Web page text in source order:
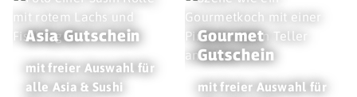
Asia Gutschein
mit freier Auswahl für
alle Asia & Sushi
Gourmet
Gutschein
mit freier Auswahl für